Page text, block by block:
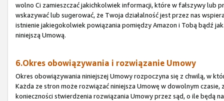
wolno Ci zamieszczać jakichkolwiek informacji, które w fałszywy lub
wskazywać lub sugerować, że Twoja działalność jest przez nas
istnienie jakiegokolwiek powiązania pomiędzy Amazon i Tobą bądź
niniejszą Umową.
6.Okres obowiązywania i rozwiązanie Umowy
Okres obowiązywania niniejszej Umowy rozpoczyna się z chwilą, w
Każda ze stron może rozwiązać niniejsza Umowę w dowolnym
konieczności stwierdzenia rozwiązania Umowy przez sąd, o ile będą